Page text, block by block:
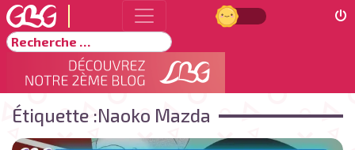
Jour
Rechercher
Étiquette :Naoko Mazda